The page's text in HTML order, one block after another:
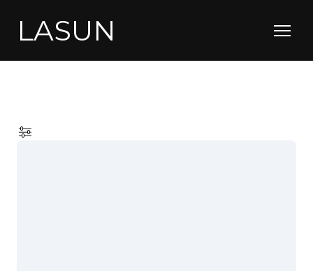
LASUN